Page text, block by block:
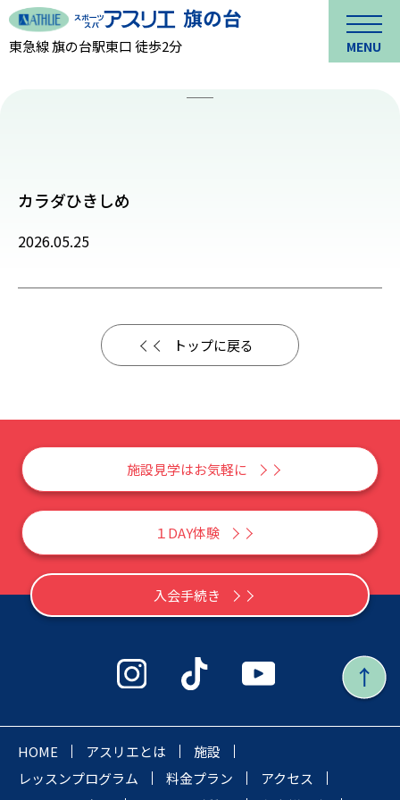
東急線 旗の台駅東口 徒歩2分 MENU
カラダひきしめ
2026.05.25
トップに戻る
施設見学はお気軽に
１DAY体験
入会手続き
HOME アスリエとは
施設
レッスンプログラム
料金プラン
アクセス